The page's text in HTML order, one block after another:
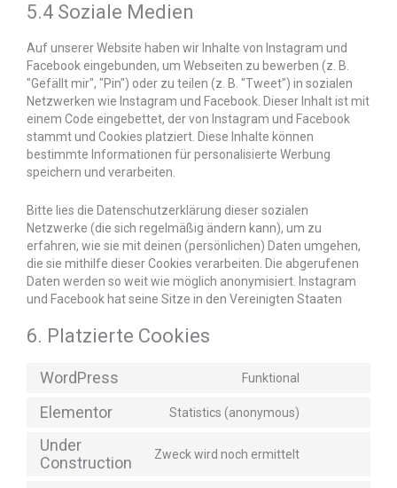
5.4 Soziale Medien
Auf unserer Website haben wir Inhalte von Instagram und
Facebook eingebunden, um Webseiten zu bewerben (z. B.
"Gefällt mir", "Pin") oder zu teilen (z. B. "Tweet") in sozialen
Netzwerken wie Instagram und Facebook. Dieser Inhalt ist mit
einem Code eingebettet, der von Instagram und Facebook
stammt und Cookies platziert. Diese Inhalte können
bestimmte Informationen für personalisierte Werbung
speichern und verarbeiten.
Bitte lies die Datenschutzerklärung dieser sozialen
Netzwerke (die sich regelmäßig ändern kann), um zu
erfahren, wie sie mit deinen (persönlichen) Daten umgehen,
die sie mithilfe dieser Cookies verarbeiten. Die abgerufenen
Daten werden so weit wie möglich anonymisiert. Instagram
und Facebook hat seine Sitze in den Vereinigten Staaten
6. Platzierte Cookies
WordPress Funktional
Elementor Statistics (anonymous)
Under
Construction
Zweck wird noch ermittelt